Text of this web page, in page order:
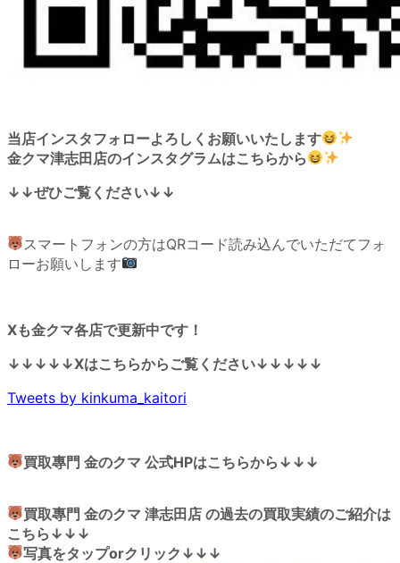
当店インスタフォローよろしくお願いいたします
金クマ津志田店のインスタグラムはこちらから
↓↓ぜひご覧ください↓↓
スマートフォンの方はQRコード読み込んでいただてフォ
ローお願いします
Xも金クマ各店で更新中です！
↓↓↓↓↓Xはこちらからご覧ください↓↓↓↓↓
Tweets by kinkuma_kaitori
買取專門 金のクマ 公式HPはこちらから↓↓↓
買取專門 金のクマ 津志田店 の過去の買取実績のご紹介は
こちら↓↓↓
写真をタップorクリック↓↓↓